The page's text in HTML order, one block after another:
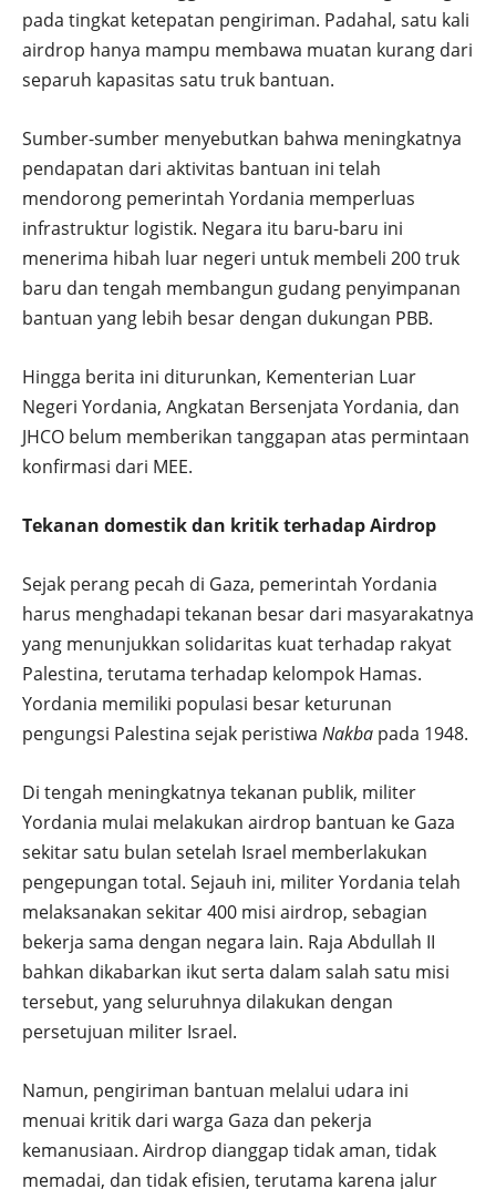
pada tingkat ketepatan pengiriman. Padahal, satu kali
airdrop hanya mampu membawa muatan kurang dari
separuh kapasitas satu truk bantuan.
Sumber-sumber menyebutkan bahwa meningkatnya
pendapatan dari aktivitas bantuan ini telah
mendorong pemerintah Yordania memperluas
infrastruktur logistik. Negara itu baru-baru ini
menerima hibah luar negeri untuk membeli 200 truk
baru dan tengah membangun gudang penyimpanan
bantuan yang lebih besar dengan dukungan PBB.
Hingga berita ini diturunkan, Kementerian Luar
Negeri Yordania, Angkatan Bersenjata Yordania, dan
JHCO belum memberikan tanggapan atas permintaan
konfirmasi dari MEE.
Tekanan domestik dan kritik terhadap Airdrop
Sejak perang pecah di Gaza, pemerintah Yordania
harus menghadapi tekanan besar dari masyarakatnya
yang menunjukkan solidaritas kuat terhadap rakyat
Palestina, terutama terhadap kelompok Hamas.
Yordania memiliki populasi besar keturunan
pengungsi Palestina sejak peristiwa Nakba pada 1948.
Di tengah meningkatnya tekanan publik, militer
Yordania mulai melakukan airdrop bantuan ke Gaza
sekitar satu bulan setelah Israel memberlakukan
pengepungan total. Sejauh ini, militer Yordania telah
melaksanakan sekitar 400 misi airdrop, sebagian
bekerja sama dengan negara lain. Raja Abdullah II
bahkan dikabarkan ikut serta dalam salah satu misi
tersebut, yang seluruhnya dilakukan dengan
persetujuan militer Israel.
Namun, pengiriman bantuan melalui udara ini
menuai kritik dari warga Gaza dan pekerja
kemanusiaan. Airdrop dianggap tidak aman, tidak
memadai, dan tidak efisien, terutama karena jalur